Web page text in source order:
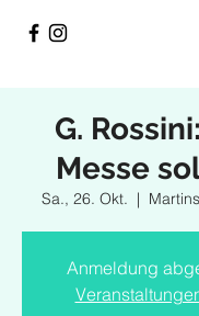
G.
Messe
Sa., 26. Okt.
  |
Anmeldung